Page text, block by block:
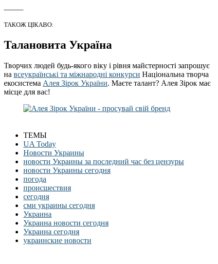
ТАКОЖ ЦІКАВО:
Талановита Україна
Творчих людей будь-якого віку і рівня майстерності запрошує
на всеукраїнські та міжнародні конкурси Національна творча
екосистема Алея Зірок України. Маєте талант? Алея Зірок має
місце для вас!
ТЕМЫ
UA Today
Новости Украины
новости Украины за последний час без цензуры
новости Украины сегодня
погода
происшествия
сегодня
сми украины сегодня
Украина
Украина новости сегодня
Украина сегодня
украинские новости